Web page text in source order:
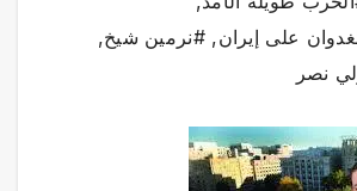
على إيران,#نرمين شيخ,
نصر